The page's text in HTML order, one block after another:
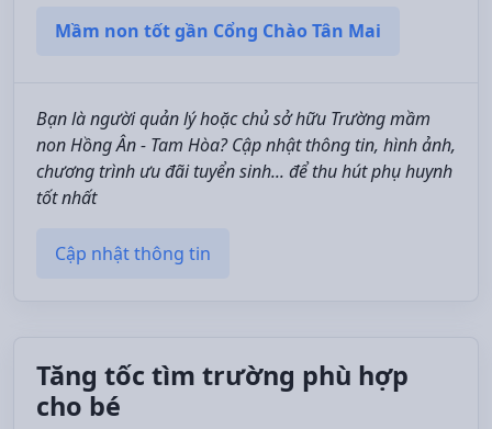
Mầm non tốt gần Cổng Chào Tân Mai
Bạn là người quản lý hoặc chủ sở hữu Trường mầm
non Hồng Ân - Tam Hòa? Cập nhật thông tin, hình ảnh,
chương trình ưu đãi tuyển sinh... để thu hút phụ huynh
tốt nhất
Cập nhật thông tin
Tăng tốc tìm trường phù hợp
cho bé